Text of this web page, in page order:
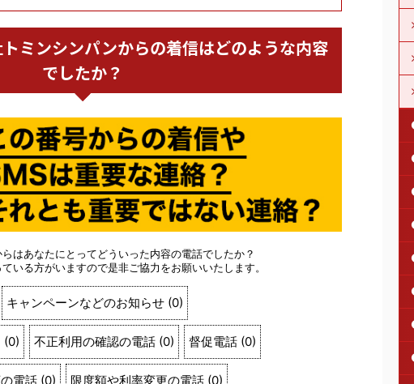
ミンシンパンからの着信はどのような内容
でしたか？
はあなたにとってどういった内容の電話でしたか？
いる方がいますので是非ご協力をお願いいたします。
キャンペーンなどのお知らせ (0)
(0) 不正利用の確認の電話 (0) 督促電話 (0)
電話 (0) 限度額や利率変更の電話 (0)